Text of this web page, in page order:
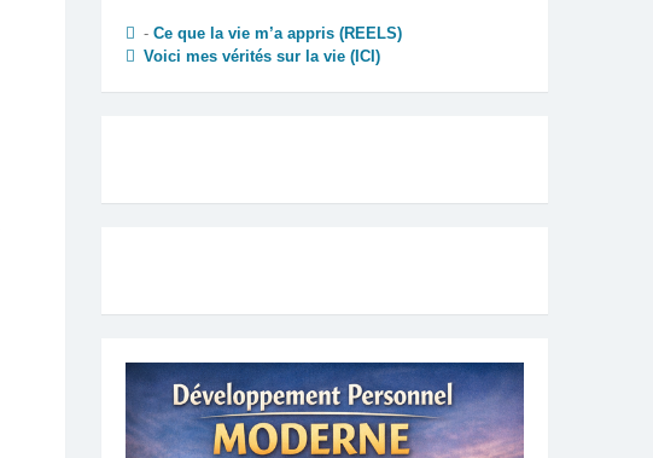
- Ce que la vie m’a appris (REELS)
Voici mes vérités sur la vie (ICI)